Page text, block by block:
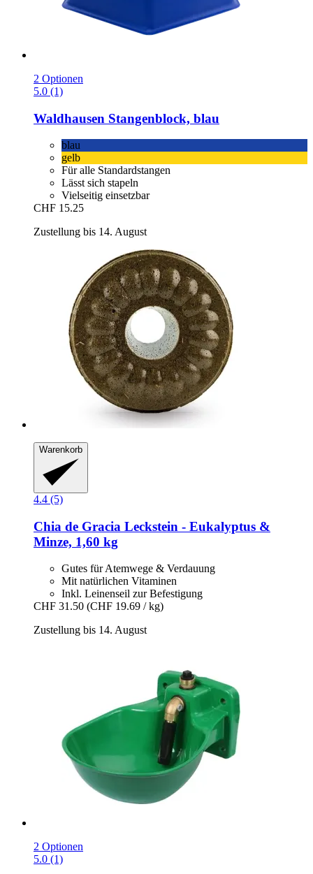
2 Optionen
5.0 (1)
Waldhausen Stangenblock, blau
blau
gelb
Für alle Standardstangen
Lässt sich stapeln
Vielseitig einsetzbar
CHF 15.25
Zustellung bis 14. August
Warenkorb
4.4 (5)
Chia de Gracia Leckstein -​ Eukalyptus &
Minze, 1,60 kg
Gutes für Atemwege & Verdauung
Mit natürlichen Vitaminen
Inkl. Leinenseil zur Befestigung
CHF 31.50 (CHF 19.69 / kg)
Zustellung bis 14. August
2 Optionen
5.0 (1)